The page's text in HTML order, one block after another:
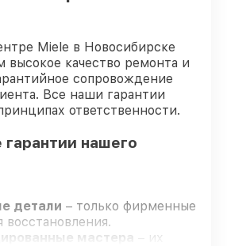
Miele в Новосибирске
высокое качество ремонта и
сопровождение
Все наши гарантии
ответственности.
гарантии нашего
детали – только фирменные
восстановления.
мастера
– их